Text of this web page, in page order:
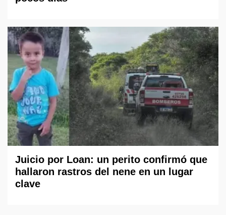
Juicio por Loan: un perito confirmó que
hallaron rastros del nene en un lugar
clave